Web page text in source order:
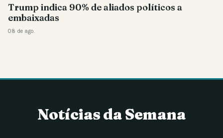
Trump indica 90% de aliados políticos a
embaixadas
08 de ago.
Notícias da Semana